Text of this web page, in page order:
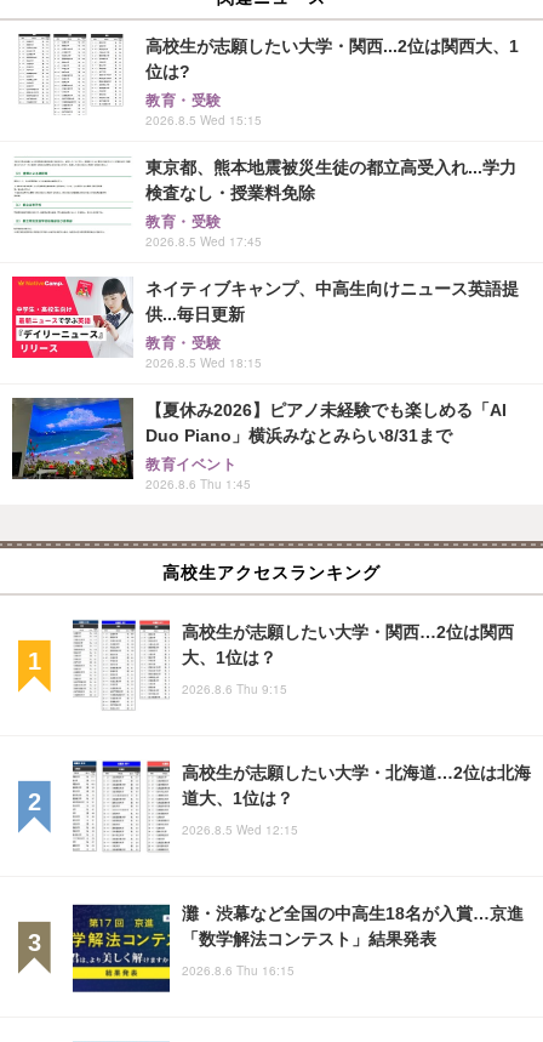
高校生が志願したい大学・関西...2位は関西大、1
位は?
教育・受験
2026.8.5 Wed 15:15
東京都、熊本地震被災生徒の都立高受入れ...学力
検査なし・授業料免除
教育・受験
2026.8.5 Wed 17:45
ネイティブキャンプ、中高生向けニュース英語提
供...毎日更新
教育・受験
2026.8.5 Wed 18:15
【夏休み2026】ピアノ未経験でも楽しめる「AI
Duo Piano」横浜みなとみらい8/31まで
教育イベント
2026.8.6 Thu 1:45
高校生アクセスランキング
高校生が志願したい大学・関西…2位は関西
大、1位は？
2026.8.6 Thu 9:15
高校生が志願したい大学・北海道…2位は北海
道大、1位は？
2026.8.5 Wed 12:15
灘・渋幕など全国の中高生18名が入賞…京進
「数学解法コンテスト」結果発表
2026.8.6 Thu 16:15